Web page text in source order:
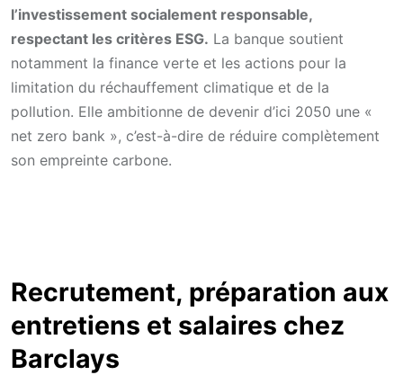
l’investissement socialement responsable,
respectant les critères ESG. La banque soutient
notamment la finance verte et les actions pour la
limitation du réchauffement climatique et de la
pollution. Elle ambitionne de devenir d’ici 2050 une «
net zero bank », c’est-à-dire de réduire complètement
son empreinte carbone.
Recrutement, préparation aux
entretiens et salaires chez
Barclays